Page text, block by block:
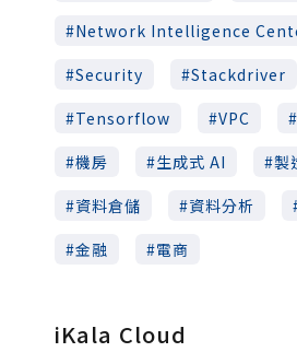
Network Intelligence
Security
Stackdriver
Tensorflow
VPC
機房
生成式 AI
製
資料倉儲
資料分析
金融
電商
iKala Cloud